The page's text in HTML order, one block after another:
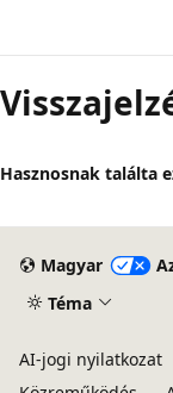
mód
letiltva
Hasznosnak találta
Magyar
Téma
AI-jogi nyilatkozat